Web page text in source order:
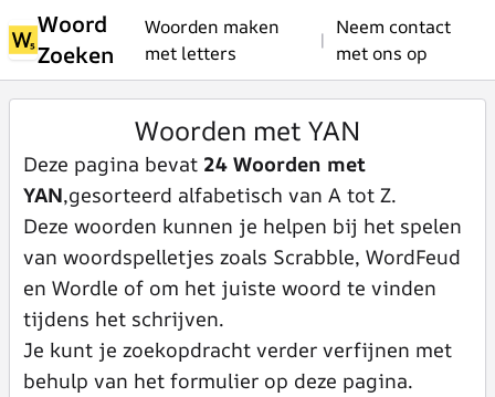
Woord
Zoeken
Woorden maken
met letters
|
Neem contact
met ons op
Woorden met YAN
Deze pagina bevat 24 Woorden met
YAN,gesorteerd alfabetisch van A tot Z.
Deze woorden kunnen je helpen bij het spelen
van woordspelletjes zoals Scrabble, WordFeud
en Wordle of om het juiste woord te vinden
tijdens het schrijven.
Je kunt je zoekopdracht verder verfijnen met
behulp van het formulier op deze pagina.